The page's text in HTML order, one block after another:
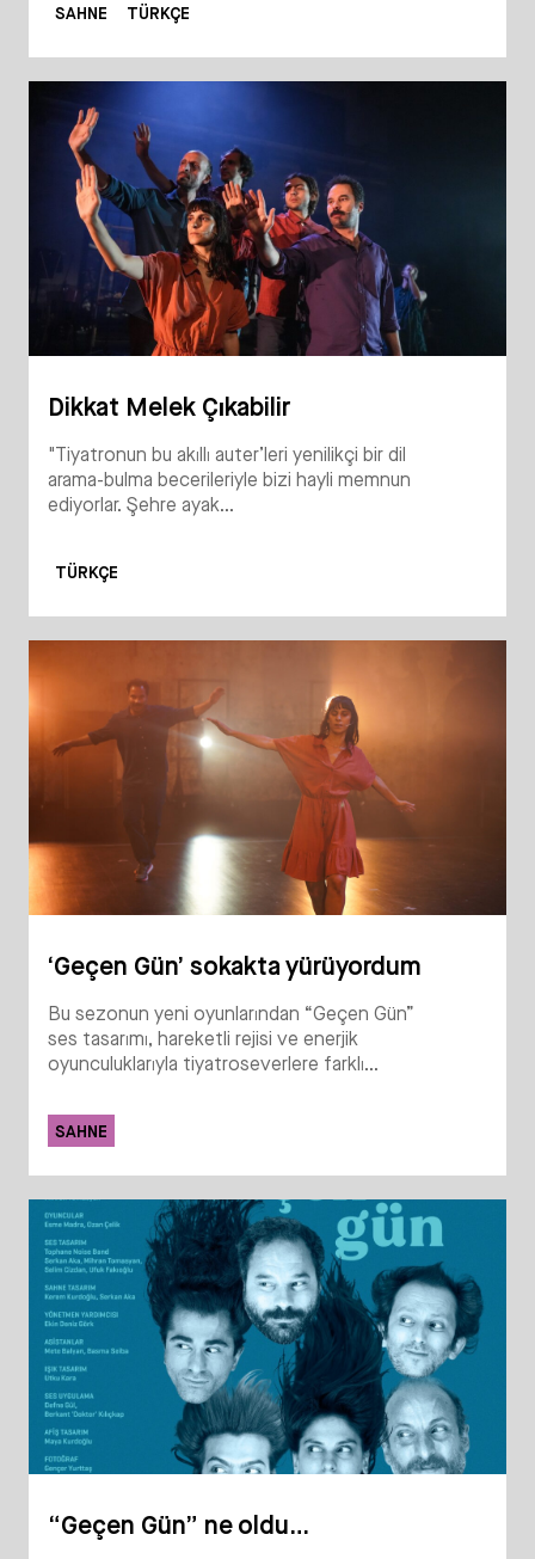
SAHNE TÜRKÇE
Dikkat Melek Çıkabilir
"Tiyatronun bu akıllı auter’leri yenilikçi bir dil
arama-bulma becerileriyle bizi hayli memnun
ediyorlar. Şehre ayak...
TÜRKÇE
‘Geçen Gün’ sokakta yürüyordum
Bu sezonun yeni oyunlarından “Geçen Gün”
ses tasarımı, hareketli rejisi ve enerjik
oyunculuklarıyla tiyatroseverlere farklı...
SAHNE
“Geçen Gün” ne oldu…